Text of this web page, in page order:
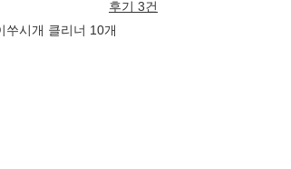
후기 3건
쑤시개 클리너 10개